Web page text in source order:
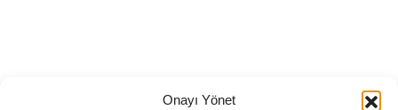
Onayı Yönet